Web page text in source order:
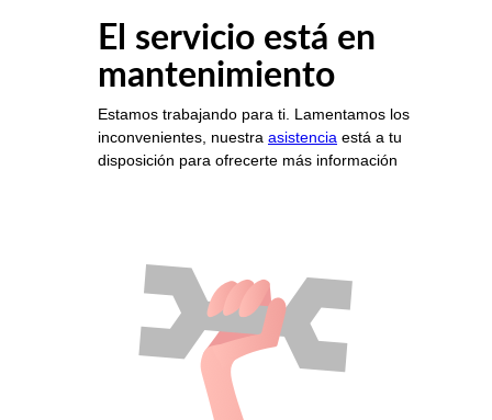
El servicio está en
mantenimiento
Estamos trabajando para ti. Lamentamos los
inconvenientes, nuestra asistencia está a tu
disposición para ofrecerte más información